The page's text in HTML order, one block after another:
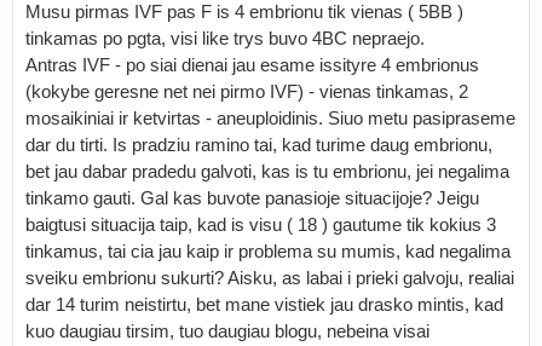
Musu pirmas IVF pas F is 4 embrionu tik vienas ( 5BB )
tinkamas po pgta, visi like trys buvo 4BC nepraejo.
Antras IVF - po siai dienai jau esame issityre 4 embrionus
(kokybe geresne net nei pirmo IVF) - vienas tinkamas, 2
mosaikiniai ir ketvirtas - aneuploidinis. Siuo metu pasipraseme
dar du tirti. Is pradziu ramino tai, kad turime daug embrionu,
bet jau dabar pradedu galvoti, kas is tu embrionu, jei negalima
tinkamo gauti. Gal kas buvote panasioje situacijoje? Jeigu
baigtusi situacija taip, kad is visu ( 18 ) gautume tik kokius 3
tinkamus, tai cia jau kaip ir problema su mumis, kad negalima
sveiku embrionu sukurti? Aisku, as labai i prieki galvoju, realiai
dar 14 turim neistirtu, bet mane vistiek jau drasko mintis, kad
kuo daugiau tirsim, tuo daugiau blogu, nebeina visai